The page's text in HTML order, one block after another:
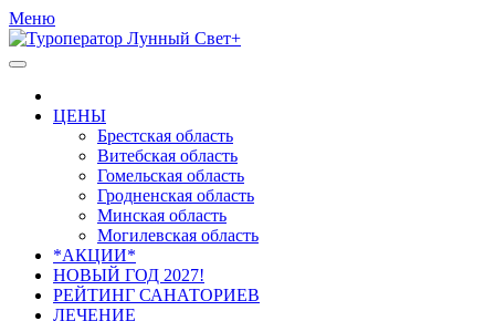
Меню
ЦЕНЫ
Брестская область
Витебская область
Гомельская область
Гродненская область
Минская область
Могилевская область
*АКЦИИ*
НОВЫЙ ГОД 2027!
РЕЙТИНГ САНАТОРИЕВ
ЛЕЧЕНИЕ